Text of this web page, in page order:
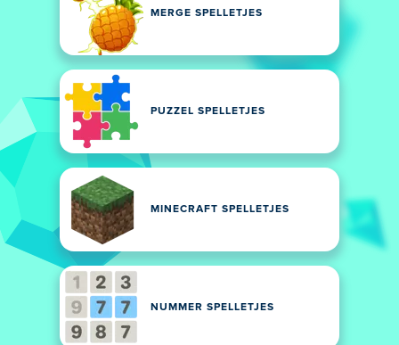
MERGE SPELLETJES
PUZZEL SPELLETJES
MINECRAFT SPELLETJES
NUMMER SPELLETJES